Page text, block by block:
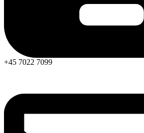
+45 7022 7099